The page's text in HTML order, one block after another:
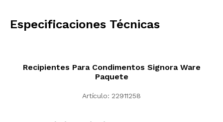
Especificaciones Técnicas
Recipientes Para Condimentos Signora Ware
Paquete
Artículo: 22911258